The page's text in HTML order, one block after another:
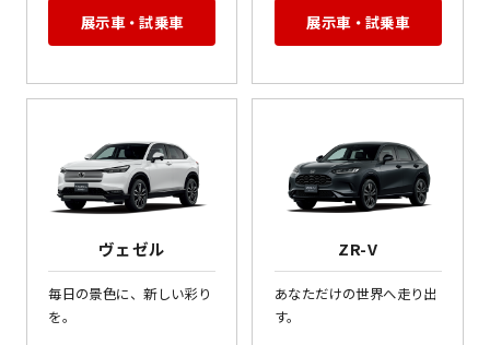
展示車・試乗車 展示車・試乗車
ヴェゼル
毎日の景色に、新しい彩り
を。
ZR-V
あなただけの世界へ走り出
す。